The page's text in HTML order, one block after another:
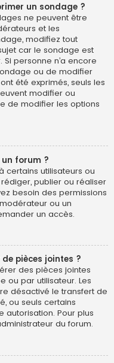
un sondage ?
ne peuvent être
et les
modifiez tout
car le sondage est
personne n’a encore
ou de modifier
été exprimés, seuls les
modifier ou
de modifier les options
forum ?
certains utilisateurs ou
rédiger, publier ou réaliser
besoin des permissions
ou un
un accès.
pièces jointes ?
des pièces jointes
ou par utilisateur. Les
désactivé le transfert de
ou seuls certains
autorisation. Pour plus
du forum.